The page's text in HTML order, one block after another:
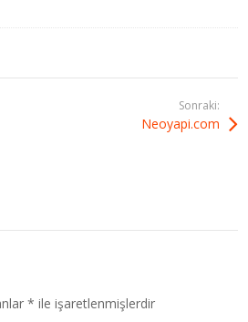
Sonraki:
Neoyapi.com
* ile işaretlenmişlerdir